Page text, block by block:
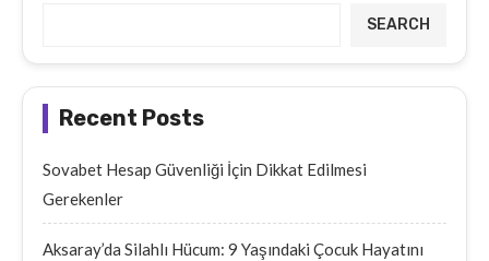
SEARCH
Recent Posts
Sovabet Hesap Güvenliği İçin Dikkat Edilmesi
Gerekenler
Aksaray’da Silahlı Hücum: 9 Yaşındaki Çocuk Hayatını